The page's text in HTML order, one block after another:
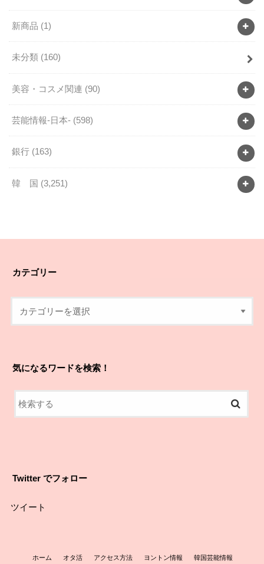
新商品 (1)
未分類 (160)
美容・コスメ関連 (90)
芸能情報-日本- (598)
銀行 (163)
韓 国 (3,251)
カテゴリー
気になるワードを検索！
Twitter でフォロー
ツイート
ホーム オタ活 アクセス方法 ヨントン情報 韓国芸能情報